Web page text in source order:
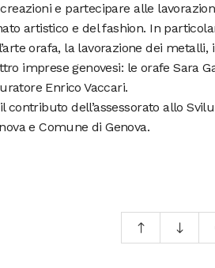
e partecipare alle
artistico e del fashion. In
orafa, la lavorazione dei metalli,
imprese genovesi: le orafe Sara
Enrico Vaccari.
contributo dell’assessorato allo
e Comune di Genova.